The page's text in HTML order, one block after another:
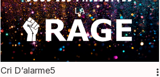
Cri D’alarme5